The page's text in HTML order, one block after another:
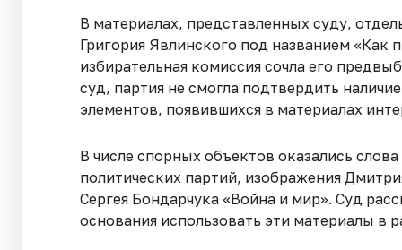
В материалах, представленных суду,
Григория Явлинского под названием «Как
избирательная комиссия сочла его
суд, партия не смогла подтвердить
элементов, появившихся в материалах
В числе спорных объектов оказались
политических партий, изображения
Сергея Бондарчука «Война и мир». Суд
основания использовать эти материалы в